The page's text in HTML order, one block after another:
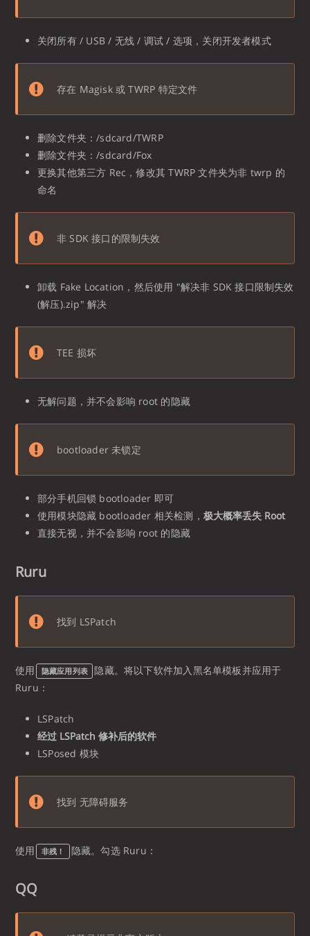
关闭所有 / USB / 无线 / 调试 / 选项，关闭开发者模式
存在 Magisk 或 TWRP 特定文件
删除文件夹：/sdcard/TWRP
删除文件夹：/sdcard/Fox
更换其他第三方 Rec，修改其 TWRP 文件夹为非 twrp 的
命名
非 SDK 接口的限制失效
卸载 Fake Location，然后使用 "解决非 SDK 接口限制失效
(解压).zip" 解决
TEE 损坏
无解问题，并不会影响 root 的隐藏
bootloader 未锁定
部分手机回锁 bootloader 即可
使用模块隐藏 bootloader 相关检测， 极大概率丢失 Root
直接无视，并不会影响 root 的隐藏
Ruru
找到 LSPatch
使用 隐藏应用列表
隐藏。将以下软件加入黑名单模板并应用于
Ruru：
LSPatch
经过 LSPatch 修补后的软件
LSPosed 模块
找到 无障碍服务
使用 非残！ 隐藏。勾选 Ruru：
QQ